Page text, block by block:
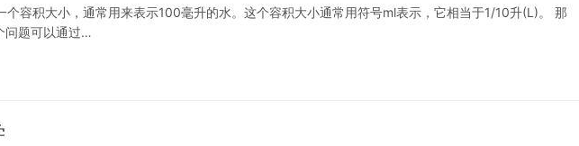
容积大小，通常用来表示100毫升的水。这个容积大小通常用符号ml表示，它相当于1/10升(L)。 那
问题可以通过…